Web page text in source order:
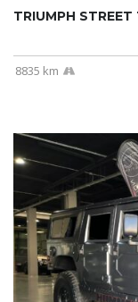
TRIUMPH
8835 km